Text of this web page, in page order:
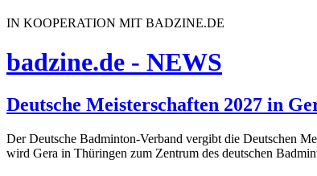
IN KOOPERATION MIT BADZINE.DE
badzine.de - NEWS
Deutsche Meisterschaften 2027 in
Der Deutsche Badminton-Verband vergibt die Deutschen
wird Gera in Thüringen zum Zentrum des deutschen